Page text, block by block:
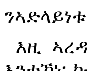
እዚ